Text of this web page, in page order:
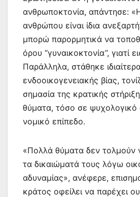
ανθρωποκτονία, απάντησε:
ανθρώπου είναι ίδια
μπορώ παρορμητικά να
όρου “γυναικοκτονία”, γιατί
Παράλληλα, στάθηκε
ενδοοικογενειακής βίας,
σημασία της κρατικής
θύματα, τόσο σε ψυχολογικό
νομικό επίπεδο.
«Πολλά θύματα δεν τολμούν
τα δικαιώματά τους λόγω
αδυναμίας», ανέφερε,
κράτος οφείλει να παρέχει